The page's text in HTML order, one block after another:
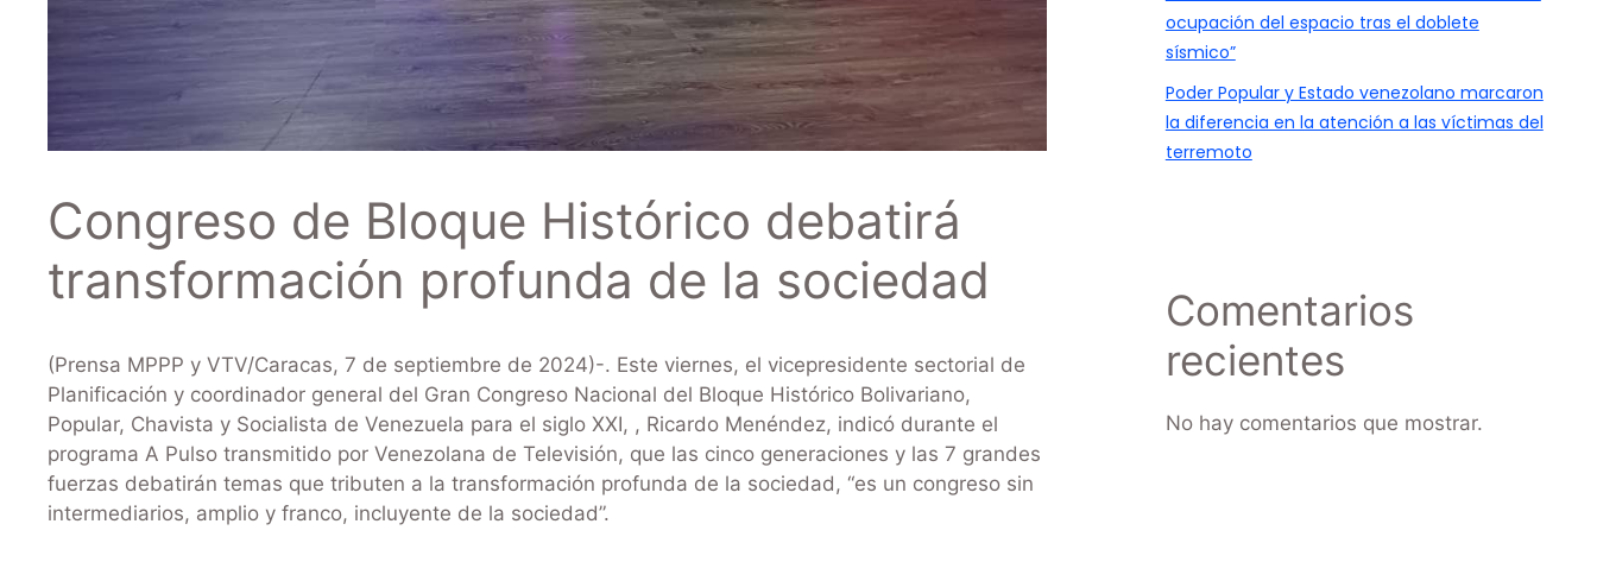
Congreso de Bloque Histórico debatirá
transformación profunda de la sociedad
(Prensa MPPP y VTV/Caracas, 7 de septiembre de 2024)-. Este viernes, el vicepresidente sectorial de
Planificación y coordinador general del Gran Congreso Nacional del Bloque Histórico Bolivariano,
Popular, Chavista y Socialista de Venezuela para el siglo XXI, , Ricardo Menéndez, indicó durante el
programa A Pulso transmitido por Venezolana de Televisión, que las cinco generaciones y las 7 grandes
fuerzas debatirán temas que tributen a la transformación profunda de la sociedad, “es un congreso sin
intermediarios, amplio y franco, incluyente de la sociedad”.
ocupación del espacio tras el doblete
sísmico”
Poder Popular y Estado venezolano marcaron
la diferencia en la atención a las víctimas del
terremoto
Comentarios
recientes
No hay comentarios que mostrar.